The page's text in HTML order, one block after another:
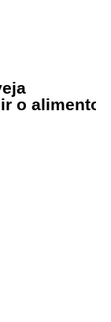
o alimento